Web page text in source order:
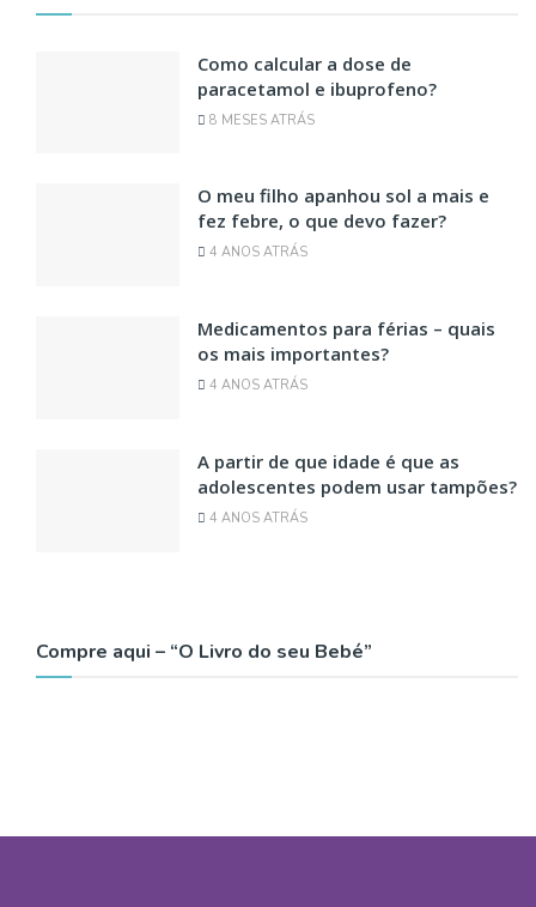
Como calcular a dose de
paracetamol e ibuprofeno?
8 MESES ATRÁS
O meu filho apanhou sol a mais e
fez febre, o que devo fazer?
4 ANOS ATRÁS
Medicamentos para férias – quais
os mais importantes?
4 ANOS ATRÁS
A partir de que idade é que as
adolescentes podem usar tampões?
4 ANOS ATRÁS
Compre aqui – “O Livro do seu Bebé”